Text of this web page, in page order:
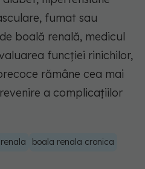
fumat sau
boală renală, medicul
funcției rinichilor,
rămâne cea mai
a complicațiilor
boala renala cronica